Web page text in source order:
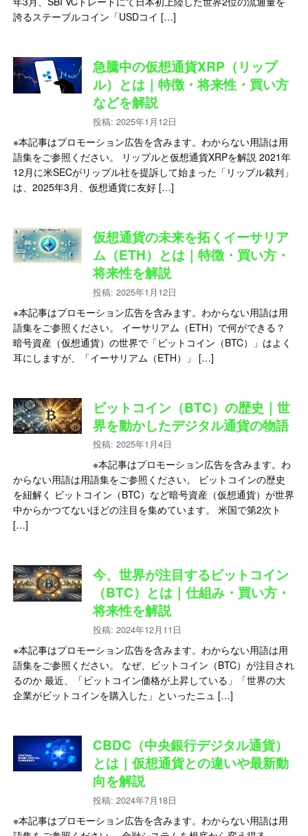
誇るステーブルコイン「USDコイ […]
急騰中の仮想通貨XRP（リップ
ル）とは｜特徴・将来性・買い方
などを解説
投稿: 2025年1月12日
※本記事はプロモーション広告を含みます。わからない用語は用
語集をご参照ください。 リップルと仮想通貨XRPを解説 2021年
12月に米SECがリップル社を提訴して始まった「リップル裁判」
は、2025年3月、仮想通貨に友好 […]
仮想通貨の未来を拓くイーサリア
ム（ETH）とは｜特徴・買い方・
将来性を解説
投稿: 2025年1月12日
※本記事はプロモーション広告を含みます。わからない用語は用
語集をご参照ください。 イーサリアム（ETH）で何ができる？
暗号資産（仮想通貨）の世界で「ビットコイン（BTC）」はよく
耳にしますが、「イーサリアム（ETH）」 […]
ビットコイン（BTC）の歴史｜世
界を動かしたデジタル通貨の物語
投稿: 2025年1月4日
※本記事はプロモーション広告を含みます。わ
からない用語は用語集をご参照ください。 ビットコインの歴史
を紐解く ビットコイン（BTC）など暗号資産（仮想通貨）が世界
中からかつてないほどの注目を集めています。 米国で第2次ト
[…]
今、世界が注目するビットコイン
（BTC）とは｜仕組み・買い方・
将来性を解説
投稿: 2024年12月11日
※本記事はプロモーション広告を含みます。わからない用語は用
語集をご参照ください。 なぜ、ビットコイン（BTC）が注目され
るのか 最近、「ビットコイン価格が上昇している」「世界の大
企業がビットコインを購入した」といったニュ […]
CBDC（中央銀行デジタル通貨）
とは｜仮想通貨との違いや最新動
向を解説
投稿: 2024年7月18日
※本記事はプロモーション広告を含みます。わからない用語は用